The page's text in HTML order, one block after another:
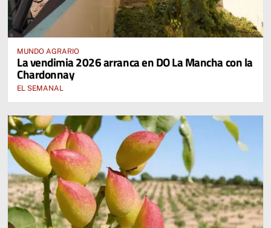
MUNDO AGRARIO
La vendimia 2026 arranca en DO La Mancha con la
Chardonnay
EL SEMANAL